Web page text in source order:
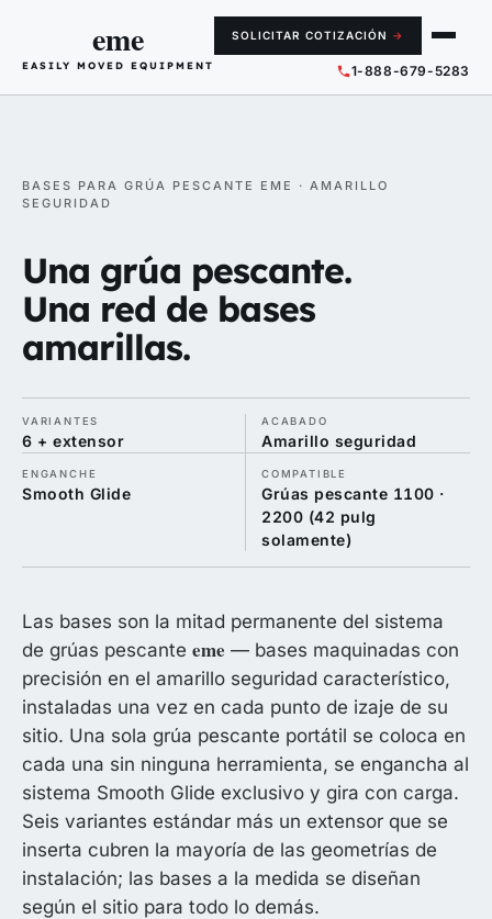
eme
EASILY MOVED EQUIPMENT 1-888-679-5283
SOLICITAR COTIZACIÓN →
BASES PARA GRÚA PESCANTE EME · AMARILLO
SEGURIDAD
Una grúa pescante.
Una red de bases
amarillas.
VARIANTES
6 + extensor
ACABADO
Amarillo seguridad
ENGANCHE
Smooth Glide
COMPATIBLE
Grúas pescante 1100 ·
2200 (42 pulg
solamente)
Las bases son la mitad permanente del sistema
de grúas pescante eme — bases maquinadas con
precisión en el amarillo seguridad característico,
instaladas una vez en cada punto de izaje de su
sitio. Una sola grúa pescante portátil se coloca en
cada una sin ninguna herramienta, se engancha al
sistema Smooth Glide exclusivo y gira con carga.
Seis variantes estándar más un extensor que se
inserta cubren la mayoría de las geometrías de
instalación; las bases a la medida se diseñan
según el sitio para todo lo demás.